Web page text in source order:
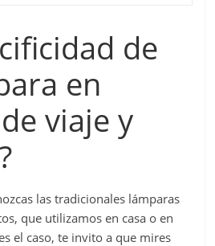
de
en
viaje y
las tradicionales lámparas
que utilizamos en casa o en
el caso, te invito a que mires